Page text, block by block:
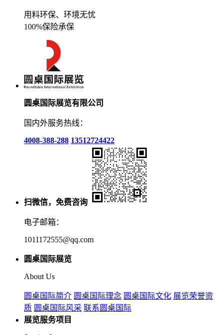
用料环保、环境无忧
100%保险承保
圆桌国际展览有限公司
国内外服务热线：
4008-388-288 13512724422
扫微信，免费咨询
电子邮箱：
1011172555@qq.com
圆桌国际展览
About Us
圆桌国际简介 圆桌国际理念 圆桌国际文化 展览荣誉资
质 圆桌国际风采 联系圆桌国际
展览服务项目